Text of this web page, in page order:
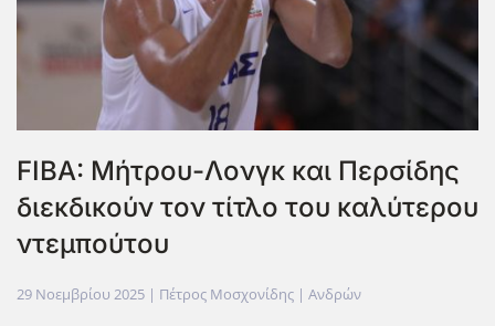
FIBA: Μήτρου-Λονγκ και Περσίδης
διεκδικούν τον τίτλο του καλύτερου
ντεμπούτου
29 Νοεμβρίου 2025 | Πέτρος Μοσχονίδης | Ανδρών